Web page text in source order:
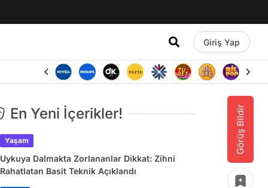
Giriş Yap
Görüş Bildir
En Yeni İçerikler!
Yaşam
Uykuya Dalmakta Zorlananlar Dikkat: Zihni
Rahatlatan Basit Teknik Açıklandı